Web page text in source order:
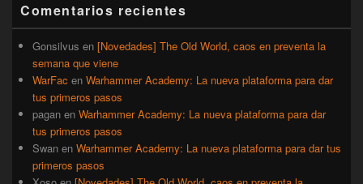
lateral
primaria
Comentarios recientes
Gonsilvus en [Novedades] The Old World, caos en preventa la
semana que viene
WarFac en Warhammer Academy: La nueva plataforma para dar
tus primeros pasos
pagan en Warhammer Academy: La nueva plataforma para dar
tus primeros pasos
Swan en Warhammer Academy: La nueva plataforma para dar tus
primeros pasos